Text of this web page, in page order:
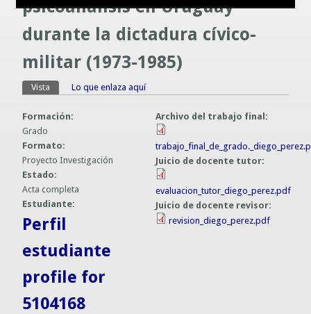
Guías UCO
psicoanálisis en Uruguay
durante la dictadura cívico-
militar (1973-1985)
Solapas principales
Vista (solapa activa)
Lo que enlaza aquí
Formación:
Grado
Formato:
Proyecto Investigación
Estado:
Acta completa
Estudiante:
Perfil
estudiante
profile for
5104168
Archivo del trabajo final:
Juicio de docente tutor:
evaluacion_tutor_diego_perez.pdf
Juicio de docente revisor:
revision_diego_perez.pdf